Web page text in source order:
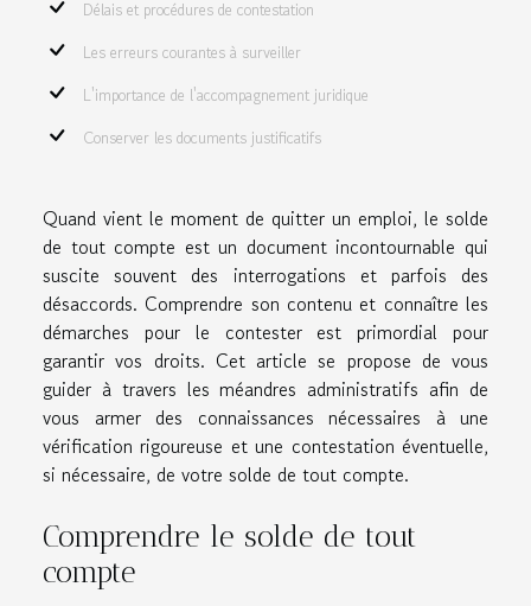
Délais et procédures de contestation
Les erreurs courantes à surveiller
L'importance de l'accompagnement juridique
Conserver les documents justificatifs
Quand vient le moment de quitter un emploi, le solde
de tout compte est un document incontournable qui
suscite souvent des interrogations et parfois des
désaccords. Comprendre son contenu et connaître les
démarches pour le contester est primordial pour
garantir vos droits. Cet article se propose de vous
guider à travers les méandres administratifs afin de
vous armer des connaissances nécessaires à une
vérification rigoureuse et une contestation éventuelle,
si nécessaire, de votre solde de tout compte.
Comprendre le solde de tout
compte